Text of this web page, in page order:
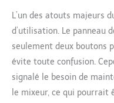
L’un des atouts majeurs
d’utilisation. Le panneau
seulement deux boutons
évite toute confusion.
signalé le besoin de
le mixeur, ce qui